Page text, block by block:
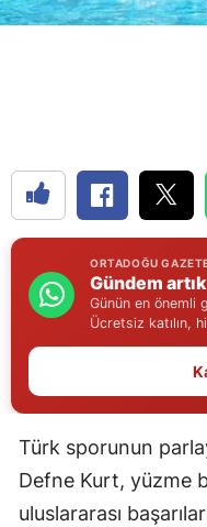
ORTADOĞU
Gündem
Günün en önemli
Ücretsiz katılın,
Türk sporunun
Defne Kurt, yüzme
uluslararası